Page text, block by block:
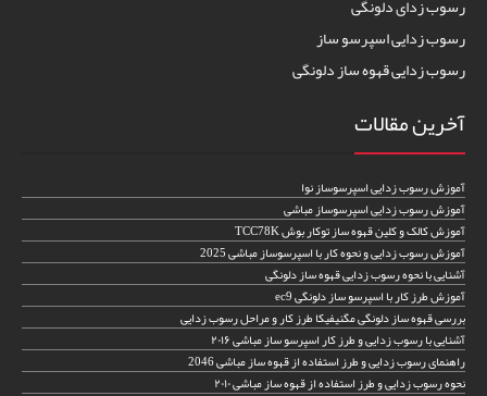
رسوب زدای دلونگی
رسوب زدایی اسپرسو ساز
رسوب زدایی قهوه ساز دلونگی
آخرین مقالات
آموزش رسوب زدایی اسپرسوساز نوا
آموزش رسوب زدایی اسپرسوساز مباشی
آموزش کالک و کلین قهوه ساز توکار بوش TCC78K
آموزش رسوب زدایی و نحوه کار با اسپرسوساز مباشی 2025
آشنایی با نحوه رسوب زدایی قهوه ساز دلونگی
آموزش طرز کار با اسپرسو ساز دلونگی ec9
بررسی قهوه ساز دلونگی مگنیفیکا طرز کار و مراحل رسوب زدایی
آشنایی با رسوب زدایی و طرز کار اسپرسو ساز مباشی ۲۰۱۶
راهنمای رسوب زدایی و طرز استفاده از قهوه ساز مباشی 2046
نحوه رسوب زدایی و طرز استفاده از قهوه ساز مباشی ۲۰۱۰